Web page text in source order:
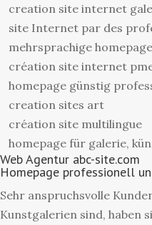
creation site internet
site Internet par des
mehrsprachige homepage
création site internet
homepage günstig
creation sites art
création site multilingue
homepage für galerie,
Web Agentur abc-site.com
Homepage professionell
Sehr anspruchsvolle
Kunstgalerien sind, haben